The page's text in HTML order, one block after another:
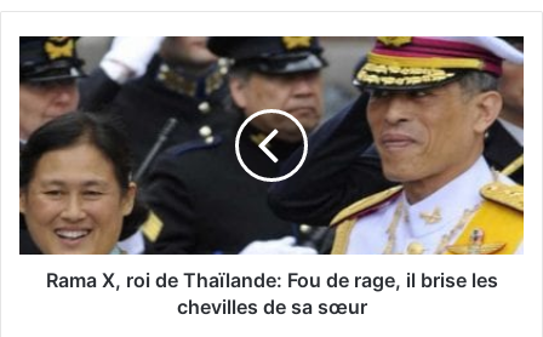
Rama X, roi de Thaïlande: Fou de rage, il brise les
chevilles de sa sœur